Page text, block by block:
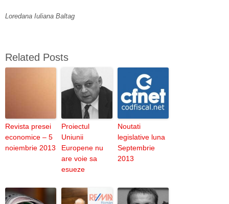
Loredana Iuliana Baltag
Related Posts
Revista presei
economice – 5
noiembrie 2013
Proiectul
Uniunii
Europene nu
are voie sa
esueze
Noutati
legislative luna
Septembrie
2013